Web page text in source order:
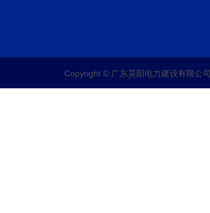
Copyright © 广东昊阳电力建设有限公司.